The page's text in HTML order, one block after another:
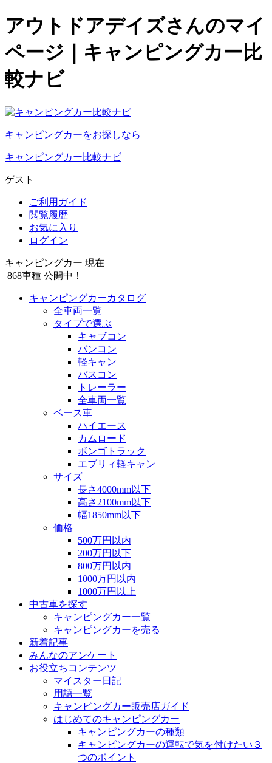
アウトドアデイズさんのマイ
ページ｜キャンピングカー比
較ナビ
キャンピングカーをお探しなら
キャンピングカー比較ナビ
ゲスト
ご利用ガイド
閲覧履歴
お気に入り
ログイン
キャンピングカー 現在
868車種 公開中！
キャンピングカーカタログ
全車両一覧
タイプで選ぶ
キャブコン
バンコン
軽キャン
バスコン
トレーラー
全車両一覧
ベース車
ハイエース
カムロード
ボンゴトラック
エブリィ軽キャン
サイズ
長さ4000mm以下
高さ2100mm以下
幅1850mm以下
価格
500万円以内
200万円以下
800万円以内
1000万円以内
1000万円以上
中古車を探す
キャンピングカー一覧
キャンピングカーを売る
新着記事
みんなのアンケート
お役立ちコンテンツ
マイスター日記
用語一覧
キャンピングカー販売店ガイド
はじめてのキャンピングカー
キャンピングカーの種類
キャンピングカーの運転で気を付けたい３
つのポイント